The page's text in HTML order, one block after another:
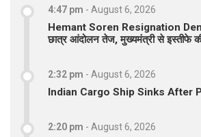
4:47 pm - August 6, 2026
Hemant Soren Resignation
छात्र आंदोलन तेज, मुख्यमंत्री से इस्तीफे
2:32 pm - August 6, 2026
Indian Cargo Ship Sinks After
2:20 pm - August 6, 2026